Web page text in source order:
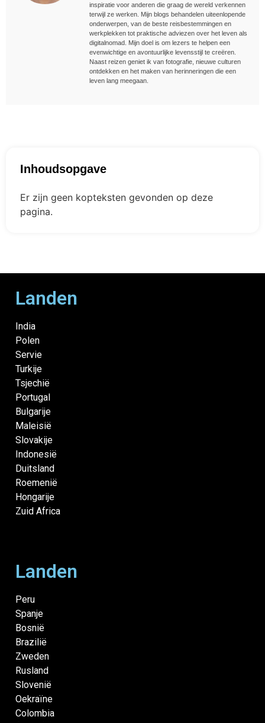
inspiratie voor anderen die graag de wereld verkennen
terwijl ze werken. Mijn blogs behandelen uiteenlopende
onderwerpen, van de beste reisbestemmingen en
werkplekken tot praktische adviezen over het leven als
digitalnomad. Mijn doel is om lezers te helpen een
evenwichtige en avontuurlijke levensstijl te creëren.
Naast reizen geniet ik van fotografie, nieuwe culturen
ontdekken en het maken van herinneringen die een
leven lang meegaan.
Inhoudsopgave
Er zijn geen kopteksten gevonden op deze
pagina.
Landen
India
Polen
Servie
Turkije
Tsjechië
Portugal
Bulgarije
Maleisië
Slovakije
Indonesië
Duitsland
Roemenië
Hongarije
Zuid Africa
Landen
Peru
Spanje
Bosnië
Brazilië
Zweden
Rusland
Slovenië
Oekraïne
Colombia